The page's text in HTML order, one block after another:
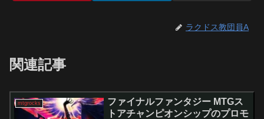
ラクドス教団員A
関連記事
mtgrocks
ファイナルファンタジー MTGス
トアチャンピオンシップのプロモ